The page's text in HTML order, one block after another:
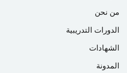
من نحن
الدورات التدريبية
الشهادات
المدونة